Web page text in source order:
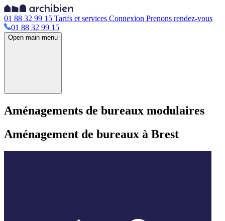
01 88 32 99 15 Tarifs et services Connexion Prenons rendez-vous
01 88 32 99 15
Open main menu
Aménagements de bureaux modulaires
Aménagement de bureaux à Brest